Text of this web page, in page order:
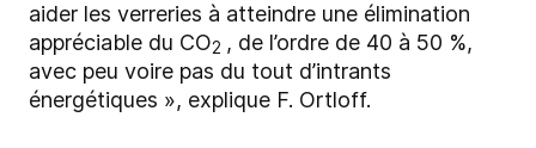
aider les verreries à atteindre une élimination
appréciable du CO2 , de l’ordre de 40 à 50 %,
avec peu voire pas du tout d’intrants
énergétiques », explique F. Ortloff.